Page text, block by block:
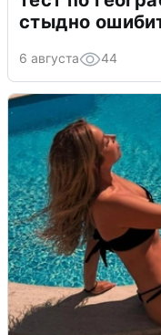
стыдно
6 августа 44